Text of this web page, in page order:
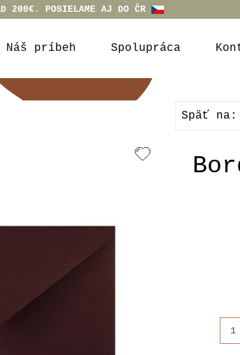
200€. POSIELAME AJ DO ČR
Náš príbeh Spolupráca
Späť